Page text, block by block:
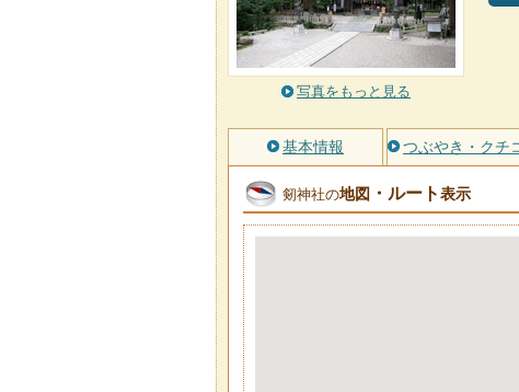
写真をもっと見る
基本情報 つぶやき・クチ
剱神社の地図 ・ルート表示